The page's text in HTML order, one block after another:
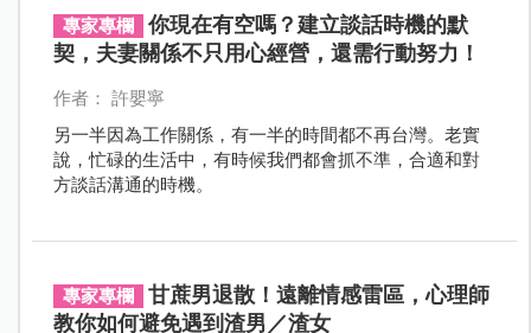
專家專欄
你現在有空嗎？建立談話時機的默
契，夫妻關係不只用心經營，還需行動努力！
作者： 許嬰寧
另一半因為工作關係，有一半的時間都不再台灣。老實
說，忙碌的生活中，有時候我們都會抓不準，合適和對
方談話溝通的時機。
專家專欄
甘蔗男退散！遠離情感雷區，心理師
教你如何避免遇到渣男／渣女